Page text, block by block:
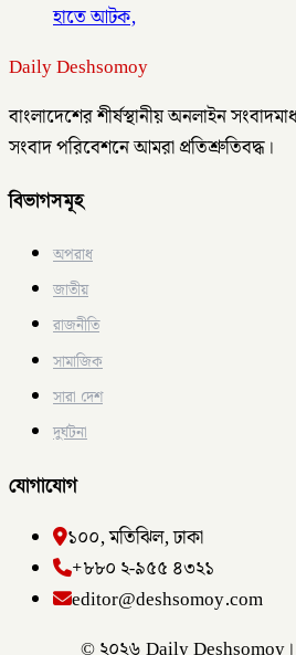
হাতে আটক,
Daily Deshsomoy
বাংলাদেশের শীর্ষস্থানীয় অনলাইন
সংবাদ পরিবেশনে আমরা প্রতিশ্রুতিবদ্ধ।
বিভাগসমূহ
অপরাধ
জাতীয়
রাজনীতি
সামাজিক
সারা দেশ
দুর্ঘটনা
যোগাযোগ
১০০, মতিঝিল, ঢাকা
+৮৮০ ২-৯৫৫ ৪৩২১
editor@deshsomoy.com